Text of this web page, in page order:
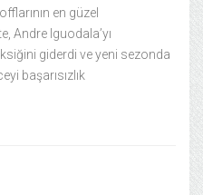
en güzel
Andre Iguodala’yı
giderdi ve yeni sezonda
başarısızlık